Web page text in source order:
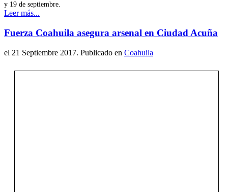
y 19 de septiembre.
Leer más...
Fuerza Coahuila asegura arsenal en Ciudad Acuña
el 21 Septiembre 2017. Publicado en Coahuila